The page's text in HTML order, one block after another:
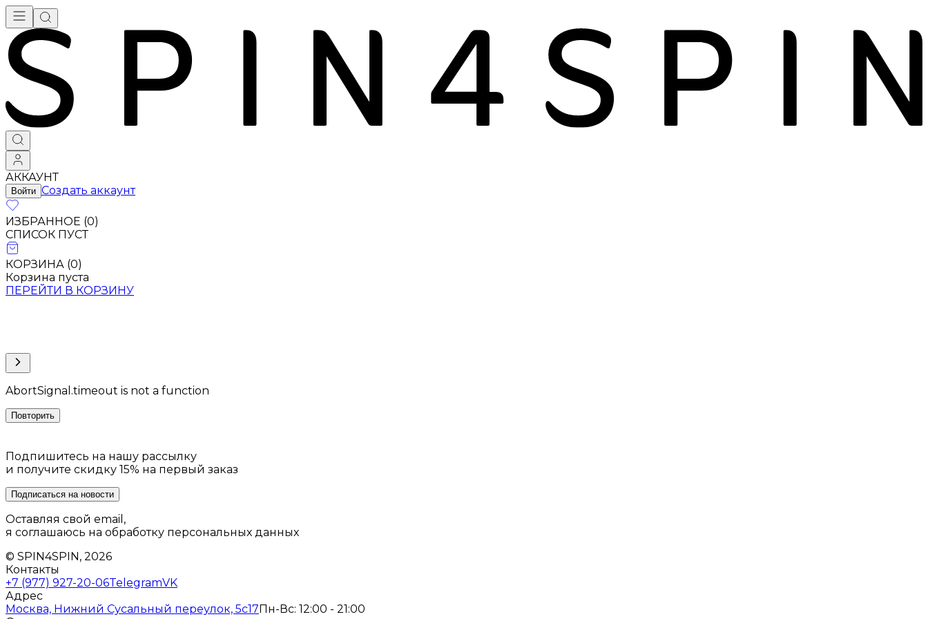
АККАУНТ
Войти Создать аккаунт
ИЗБРАННОЕ (0)
СПИСОК ПУСТ
КОРЗИНА (0)
Корзина пуста
ПЕРЕЙТИ В КОРЗИНУ
AbortSignal.timeout is not a function
Повторить
Подпишитесь на нашу рассылку
и получите скидку 15% на первый заказ
Подписаться на новости
Оставляя свой email,
я соглашаюсь на обработку персональных данных
© SPIN4SPIN, 2026
Контакты
+7 (977) 927-20-06TelegramVK
Адрес
Москва, Нижний Сусальный переулок, 5с17 Пн-Вс: 12:00 - 21:00